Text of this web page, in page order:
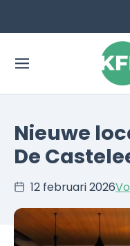
Nieuwe
De
12 februari 2026